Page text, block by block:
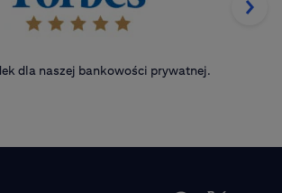
dla naszej bankowości prywatnej.